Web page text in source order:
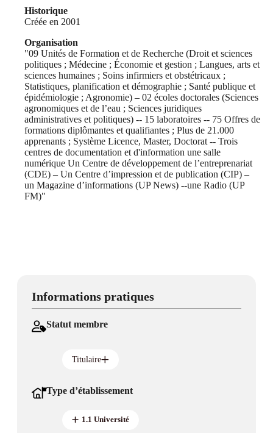
Historique
Créée en 2001
Organisation
"09 Unités de Formation et de Recherche (Droit et sciences
politiques ; Médecine ; Économie et gestion ; Langues, arts et
sciences humaines ; Soins infirmiers et obstétricaux ;
Statistiques, planification et démographie ; Santé publique et
épidémiologie ; Agronomie) – 02 écoles doctorales (Sciences
agronomiques et de l’eau ; Sciences juridiques
administratives et politiques) -- 15 laboratoires -- 75 Offres de
formations diplômantes et qualifiantes ; Plus de 21.000
apprenants ; Système Licence, Master, Doctorat -- Trois
centres de documentation et d'information une salle
numérique Un Centre de développement de l’entreprenariat
(CDE) – Un Centre d’impression et de publication (CIP) –
un Magazine d’informations (UP News) --une Radio (UP
FM)"
Informations pratiques
Statut membre
Titulaire
Type d’établissement
1.1 Université